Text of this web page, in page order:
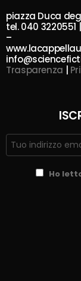
piazza Duca
tel. 040 3220551
–
Trasparenza |
Ho